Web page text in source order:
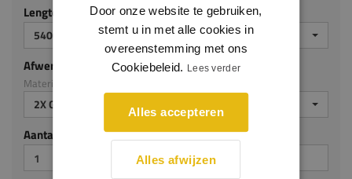
Lengte (mm)
5400
Afwerking
Materiaal: MDF v313
2X GEGROND
Aantal stuks
Door onze website te gebruiken,
stemt u in met alle cookies in
overeenstemming met ons
Cookiebeleid. Lees verder
Alles accepteren
Alles afwijzen